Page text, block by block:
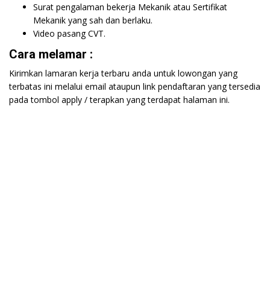
Surat pengalaman bekerja Mekanik atau Sertifikat
Mekanik yang sah dan berlaku.
Video pasang CVT.
Cara melamar :
Kirimkan lamaran kerja terbaru anda untuk lowongan yang
terbatas ini melalui email ataupun link pendaftaran yang tersedia
pada tombol apply / terapkan yang terdapat halaman ini.